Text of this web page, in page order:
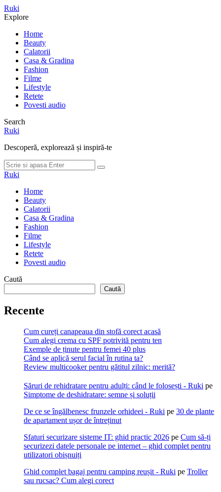
Meniu
Ruki
Cauta
Explore
Home
Beauty
Calatorii
Casa & Gradina
Fashion
Filme
Lifestyle
Retete
Povesti audio
Search
Ruki
Descoperă, explorează și inspiră-te
Cauta
dupa:
Cauta
Ruki
Home
Beauty
Calatorii
Casa & Gradina
Fashion
Filme
Lifestyle
Retete
Povesti audio
Caută
Caută
Recente
Cum cureți canapeaua din stofă corect acasă
Cum alegi crema cu SPF potrivită pentru ten
Exemple de ținute pentru femei 40 plus
Când se aplică serul facial în rutina ta?
Review multicooker pentru gătitul zilnic: merită?
Săruri de rehidratare pentru adulți: când le folosești - Ruki pe
Simptome de deshidratare: semne și soluții
De ce se îngălbenesc frunzele orhideei - Ruki pe 30 de plante
de apartament ușor de întreținut
Sfaturi securizare sisteme IT: ghid practic 2026 pe Cum să-ți
securizezi datele personale pe internet – ghid complet pentru
utilizatori obișnuiți
Ghid complet bagaj pentru camping reușit - Ruki pe Troller
sau rucsac? Cum alegi corect